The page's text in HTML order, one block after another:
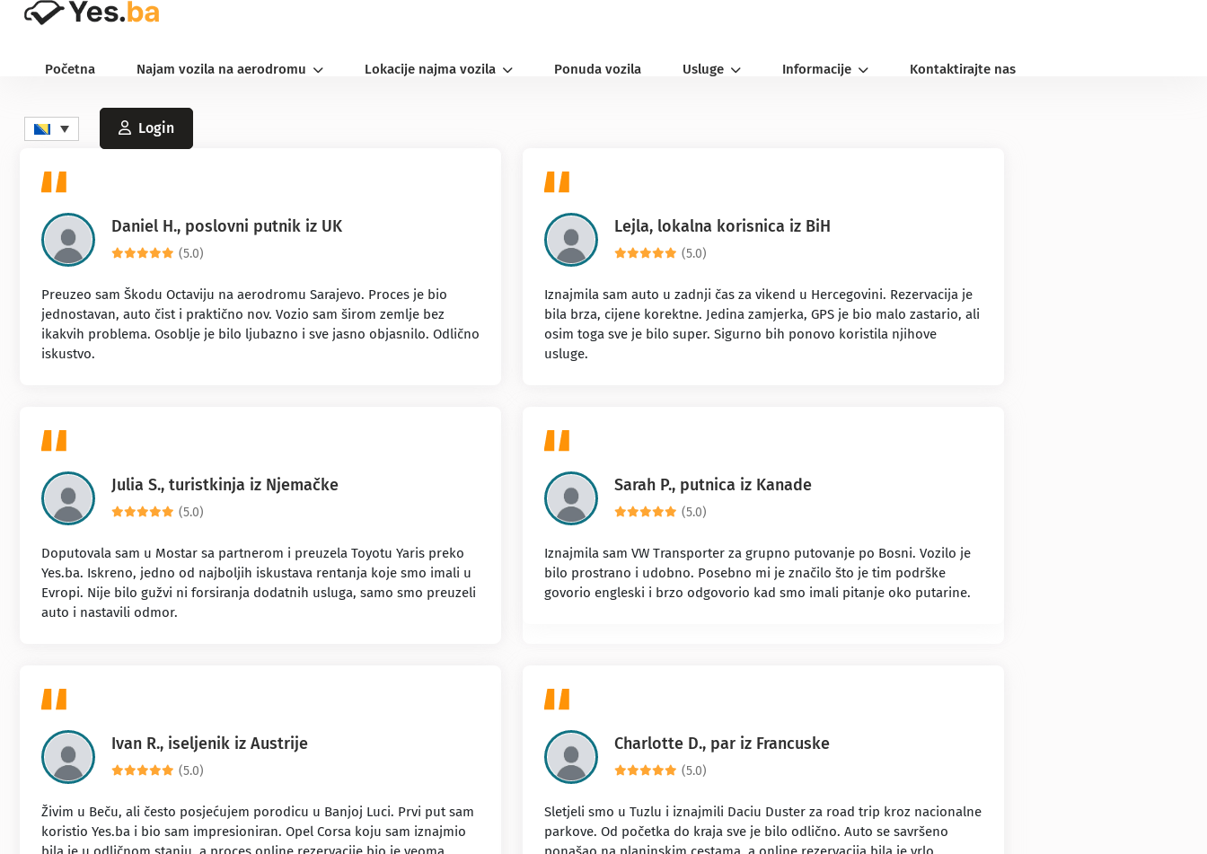
Početna Najam vozila na aerodromu Lokacije najma vozila Ponuda vozila Usluge Informacije Kontaktirajte nas
Login
Daniel H., poslovni putnik iz UK
(5.0)
Preuzeo sam Škodu Octaviju na aerodromu Sarajevo. Proces je bio
jednostavan, auto čist i praktično nov. Vozio sam širom zemlje bez
ikakvih problema. Osoblje je bilo ljubazno i sve jasno objasnilo. Odlično
iskustvo.
Lejla, lokalna korisnica iz BiH
(5.0)
Iznajmila sam auto u zadnji čas za vikend u Hercegovini. Rezervacija je
bila brza, cijene korektne. Jedina zamjerka, GPS je bio malo zastario, ali
osim toga sve je bilo super. Sigurno bih ponovo koristila njihove
usluge.
Julia S., turistkinja iz Njemačke
(5.0)
Doputovala sam u Mostar sa partnerom i preuzela Toyotu Yaris preko
Yes.ba. Iskreno, jedno od najboljih iskustava rentanja koje smo imali u
Evropi. Nije bilo gužvi ni forsiranja dodatnih usluga, samo smo preuzeli
auto i nastavili odmor.
Sarah P., putnica iz Kanade
(5.0)
Iznajmila sam VW Transporter za grupno putovanje po Bosni. Vozilo je
bilo prostrano i udobno. Posebno mi je značilo što je tim podrške
govorio engleski i brzo odgovorio kad smo imali pitanje oko putarine.
Ivan R., iseljenik iz Austrije
(5.0)
Živim u Beču, ali često posjećujem porodicu u Banjoj Luci. Prvi put sam
koristio Yes.ba i bio sam impresioniran. Opel Corsa koju sam iznajmio
Charlotte D., par iz Francuske
(5.0)
Sletjeli smo u Tuzlu i iznajmili Daciu Duster za road trip kroz nacionalne
parkove. Od početka do kraja sve je bilo odlično. Auto se savršeno